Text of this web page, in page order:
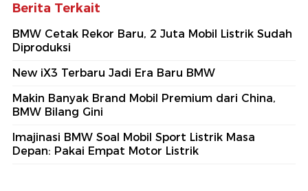
Berita Terkait
BMW Cetak Rekor Baru, 2 Juta Mobil Listrik Sudah
Diproduksi
New iX3 Terbaru Jadi Era Baru BMW
Makin Banyak Brand Mobil Premium dari China,
BMW Bilang Gini
Imajinasi BMW Soal Mobil Sport Listrik Masa
Depan: Pakai Empat Motor Listrik